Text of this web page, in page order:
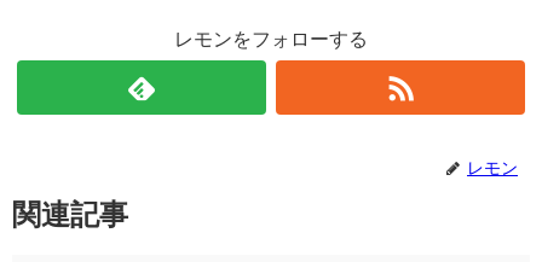
レモンをフォローする
レモン
関連記事